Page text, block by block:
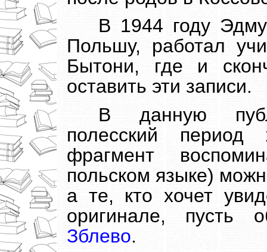
В 1944 году
Польшу, работал
Бытони, где и
оставить эти записи.
В данную
полесский
фрагмент
польском языке)
а те, кто хочет
оригинале, пусть
Зблево.